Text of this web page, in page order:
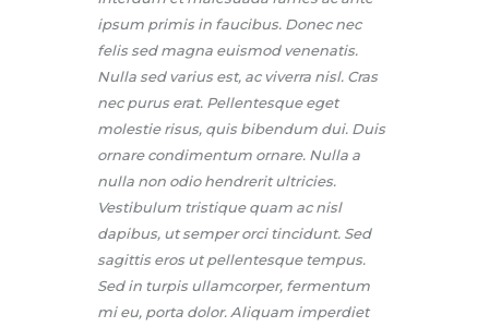
ipsum primis in faucibus. Donec nec
felis sed magna euismod venenatis.
Nulla sed varius est, ac viverra nisl. Cras
nec purus erat. Pellentesque eget
molestie risus, quis bibendum dui. Duis
ornare condimentum ornare. Nulla a
nulla non odio hendrerit ultricies.
Vestibulum tristique quam ac nisl
dapibus, ut semper orci tincidunt. Sed
sagittis eros ut pellentesque tempus.
Sed in turpis ullamcorper, fermentum
mi eu, porta dolor. Aliquam imperdiet